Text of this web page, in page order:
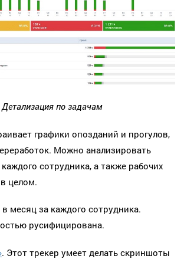
Детализация по задачам
графики опозданий и прогулов,
Можно анализировать
сотрудника, а также рабочих
целом.
в месяц за каждого сотрудника.
русифицирована.
. Этот трекер умеет делать скриншоты